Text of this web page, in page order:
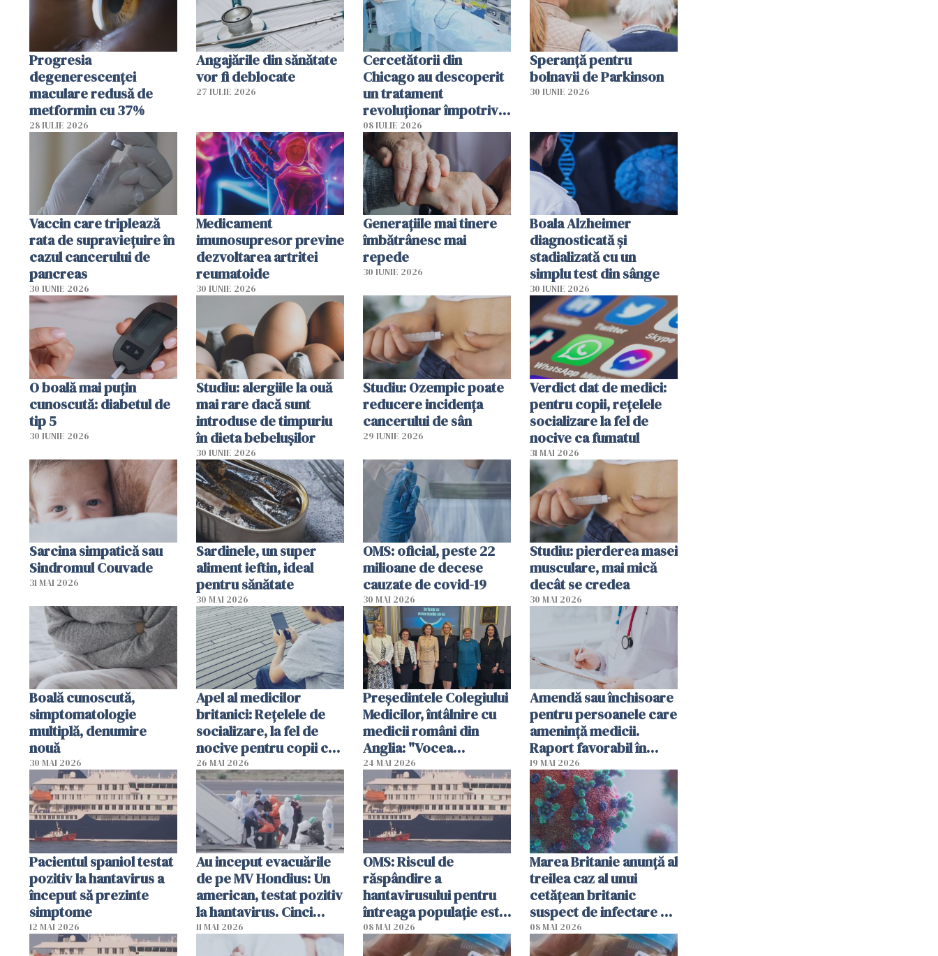
Progresia
degenerescenței
maculare redusă de
metformin cu 37%
28 IULIE 2026
Angajările din sănătate
vor fi deblocate
27 IULIE 2026
Cercetătorii din
Chicago au descoperit
un tratament
revoluționar împotriva
cancerului. Sunt
folosite chiar bacteriile
tumorale
08 IULIE 2026
Speranță pentru
bolnavii de Parkinson
30 IUNIE 2026
Vaccin care triplează
rata de supraviețuire în
cazul cancerului de
pancreas
30 IUNIE 2026
Medicament
imunosupresor previne
dezvoltarea artritei
reumatoide
30 IUNIE 2026
Generațiile mai tinere
îmbătrânesc mai
repede
30 IUNIE 2026
Boala Alzheimer
diagnosticată și
stadializată cu un
simplu test din sânge
30 IUNIE 2026
O boală mai puțin
cunoscută: diabetul de
tip 5
30 IUNIE 2026
Studiu: alergiile la ouă
mai rare dacă sunt
introduse de timpuriu
în dieta bebelușilor
30 IUNIE 2026
Studiu: Ozempic poate
reducere incidența
cancerului de sân
29 IUNIE 2026
Verdict dat de medici:
pentru copii, rețelele
socializare la fel de
nocive ca fumatul
31 MAI 2026
Sarcina simpatică sau
Sindromul Couvade
31 MAI 2026
Sardinele, un super
aliment ieftin, ideal
pentru sănătate
30 MAI 2026
OMS: oficial, peste 22
milioane de decese
cauzate de covid-19
30 MAI 2026
Studiu: pierderea masei
musculare, mai mică
decât se credea
30 MAI 2026
Boală cunoscută,
simptomatologie
multiplă, denumire
nouă
30 MAI 2026
Apel al medicilor
britanici: Reţelele de
socializare, la fel de
nocive pentru copii ca
fumatul
26 MAI 2026
Președintele Colegiului
Medicilor, întâlnire cu
medicii români din
Anglia: "Vocea
dumneavoastră trebuie
să fie auzită"
24 MAI 2026
Amendă sau închisoare
pentru persoanele care
ameninţă medicii.
Raport favorabil în
Senat
19 MAI 2026
Pacientul spaniol testat
pozitiv la hantavirus a
început să prezinte
simptome
12 MAI 2026
Au inceput evacuările
de pe MV Hondius: Un
american, testat pozitiv
la hantavirus. Cinci
pasageri francezi au
intrat în izolare
11 MAI 2026
OMS: Riscul de
răspândire a
hantavirusului pentru
întreaga populaţie este
"absolut redus"
08 MAI 2026
Marea Britanie anunţă al
treilea caz al unui
cetăţean britanic
suspect de infectare cu
hantavirus
08 MAI 2026